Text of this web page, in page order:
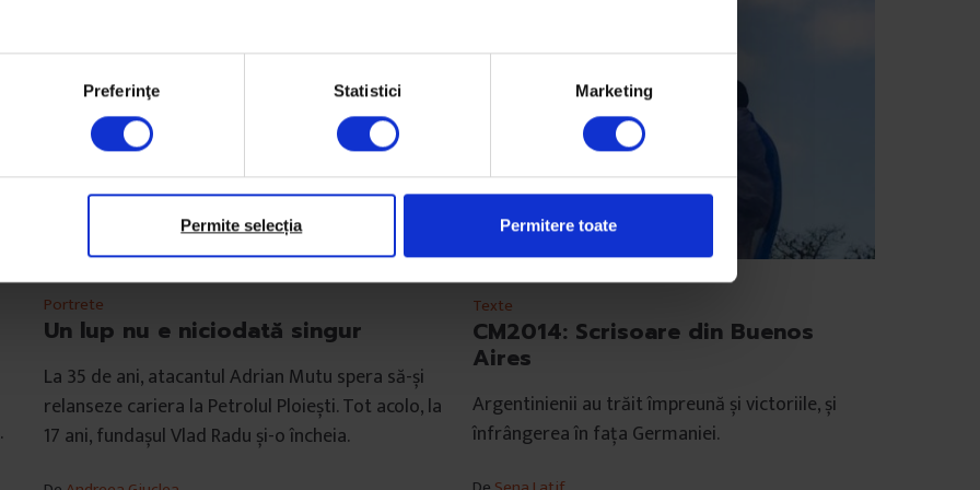
Preferinţe Statistici Marketing
Permite selecția Permitere toate
Portrete
Un lup nu e niciodată singur
La 35 de ani, atacantul Adrian Mutu spera să-și
relanseze cariera la Petrolul Ploiești. Tot acolo, la
17 ani, fundașul Vlad Radu și-o încheia.
Texte
CM2014: Scrisoare din Buenos
Aires
Argentinienii au trăit împreună și victoriile, și
înfrângerea în fața Germaniei.